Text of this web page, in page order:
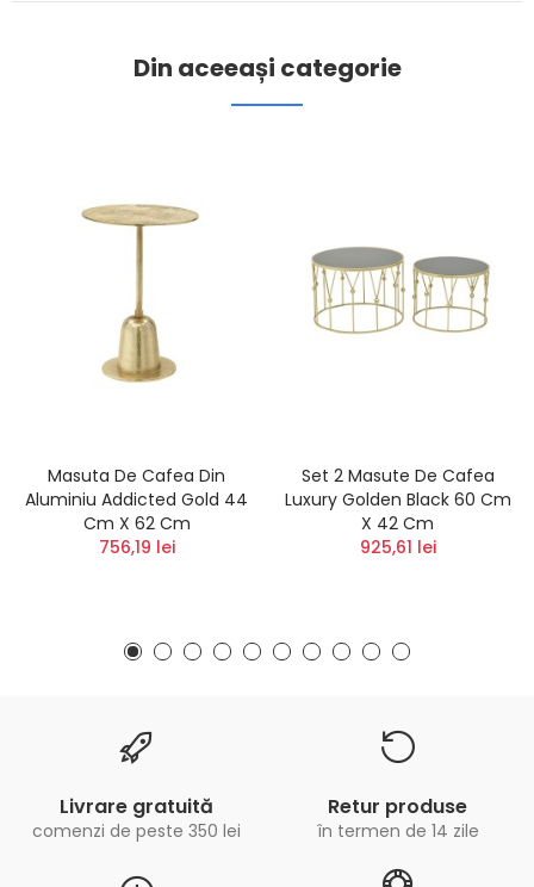
Din aceeași categorie
Masuta De Cafea Din
Aluminiu Addicted Gold 44
Cm X 62 Cm
756,19 lei
Set 2 Masute De Cafea
Luxury Golden Black 60 Cm
X 42 Cm
925,61 lei
Livrare gratuită
comenzi de peste 350 lei
Retur produse
în termen de 14 zile